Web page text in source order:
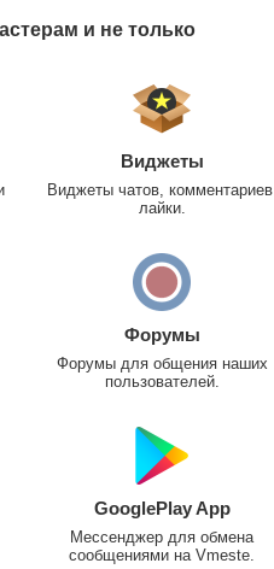
и не только
Виджеты
Виджеты чатов,
лайки.
Форумы
Форумы для общения наших
пользователей.
GooglePlay App
Мессенджер для обмена
сообщениями на Vmeste.